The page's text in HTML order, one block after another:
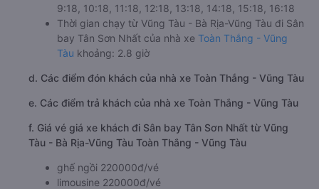
9:18, 10:18, 11:18, 12:18, 13:18, 14:18, 15:18, 16:18
Thời gian chạy từ Vũng Tàu - Bà Rịa-Vũng Tàu đi Sân
bay Tân Sơn Nhất của nhà xe Toàn Thắng - Vũng
Tàu khoảng: 2.8 giờ
d. Các điểm đón khách của nhà xe Toàn Thắng - Vũng Tàu
e. Các điểm trả khách của nhà xe Toàn Thắng - Vũng Tàu
f. Giá vé giá xe khách đi Sân bay Tân Sơn Nhất từ Vũng
Tàu - Bà Rịa-Vũng Tàu Toàn Thắng - Vũng Tàu
ghế ngồi 220000đ/vé
limousine 220000đ/vé